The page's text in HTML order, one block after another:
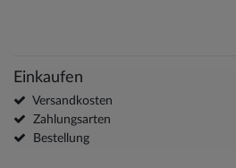
Einkaufen
Versandkosten
Zahlungsarten
Bestellung